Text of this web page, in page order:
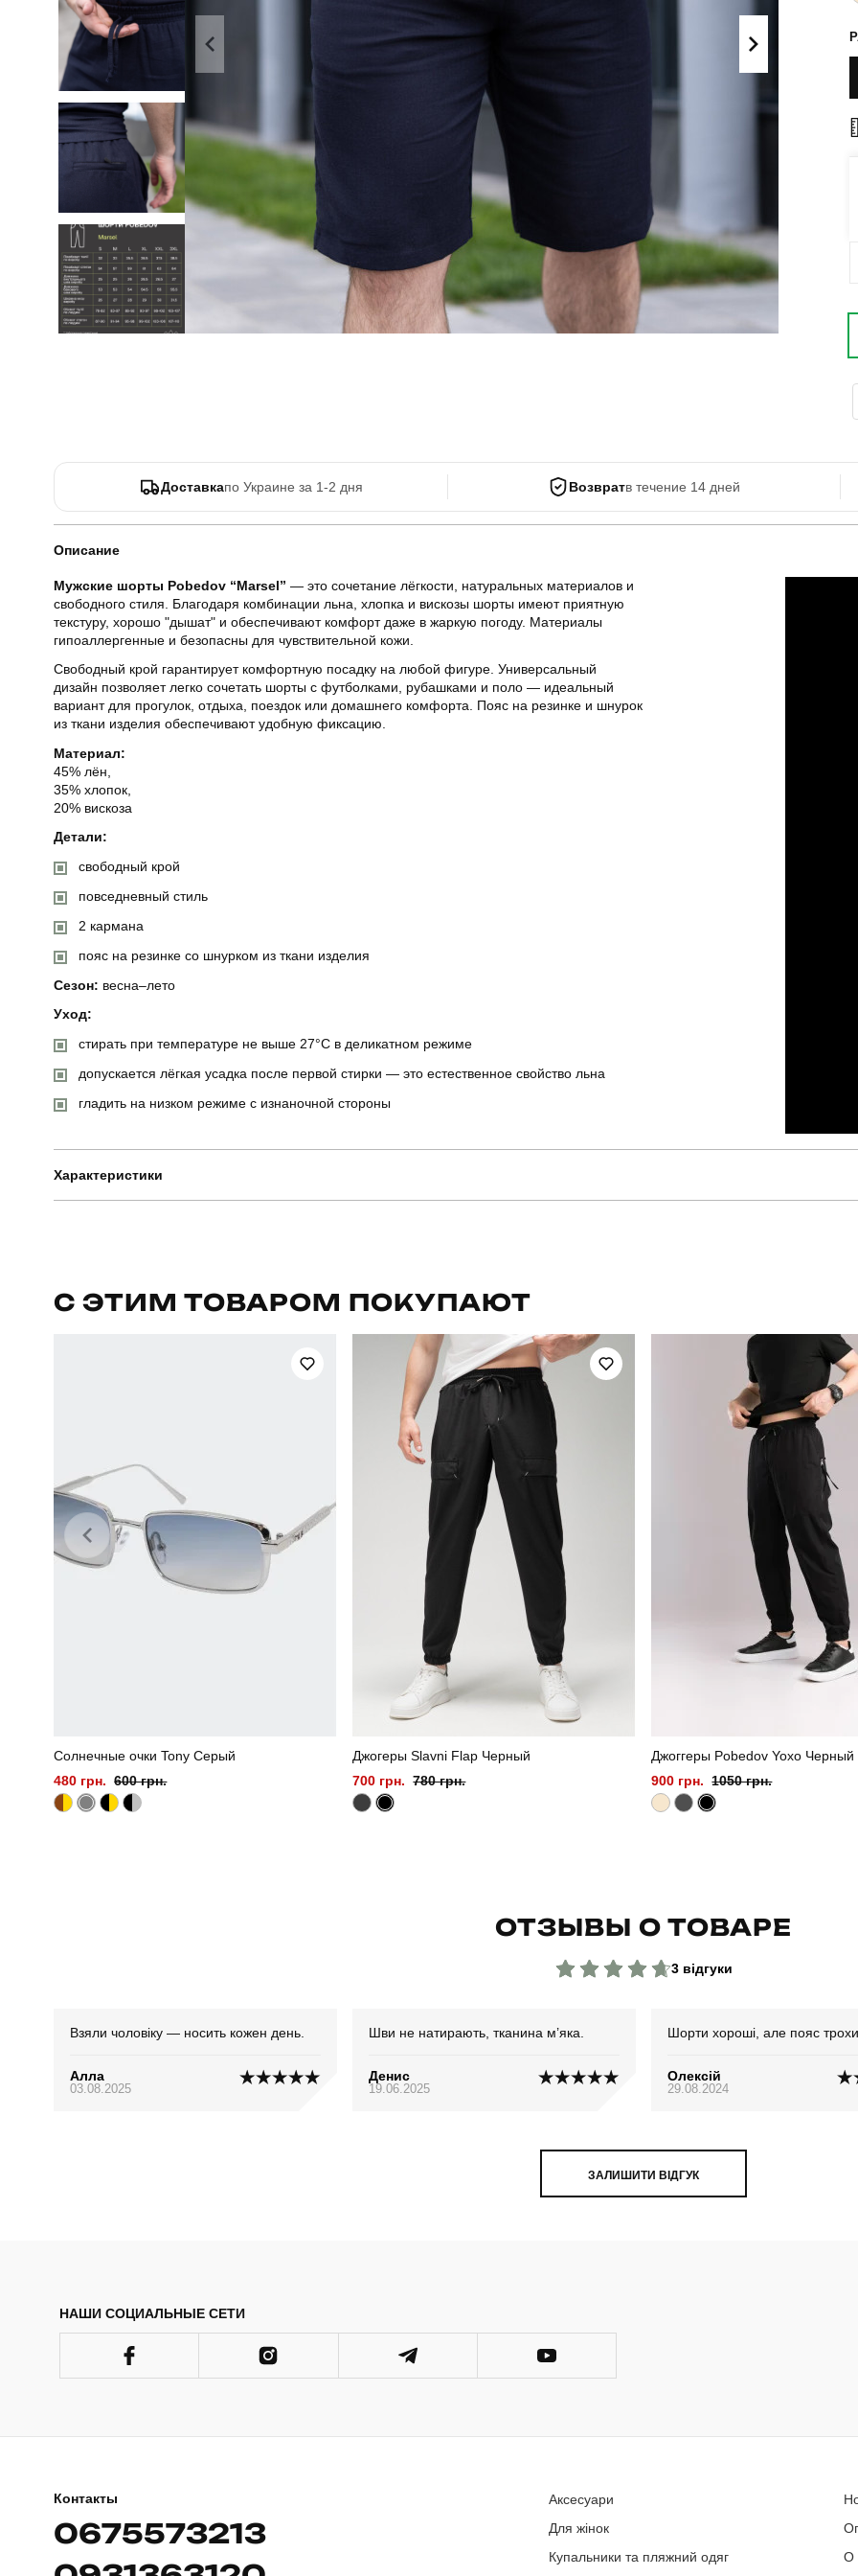
Спортивні
костюми
Кежуал
Майка
Кофти
Светри
Світшоти
Боди
Доставкапо Украине за 1-2 дня Возвратв течение 14 дней
Описание
Мужские шорты Pobedov “Marsel” — это сочетание лёгкости, натуральных материалов и
свободного стиля. Благодаря комбинации льна, хлопка и вискозы шорты имеют приятную
текстуру, хорошо "дышат" и обеспечивают комфорт даже в жаркую погоду. Материалы
гипоаллергенные и безопасны для чувствительной кожи.
Свободный крой гарантирует комфортную посадку на любой фигуре. Универсальный
дизайн позволяет легко сочетать шорты с футболками, рубашками и поло — идеальный
вариант для прогулок, отдыха, поездок или домашнего комфорта. Пояс на резинке и шнурок
из ткани изделия обеспечивают удобную фиксацию.
Материал:
45% лён,
35% хлопок,
20% вискоза
Детали:
свободный крой
повседневный стиль
2 кармана
пояс на резинке со шнурком из ткани изделия
Сезон: весна–лето
Уход:
стирать при температуре не выше 27°C в деликатном режиме
допускается лёгкая усадка после первой стирки — это естественное свойство льна
гладить на низком режиме с изнаночной стороны
Характеристики
Стиль
45% льон, 35% бавовна, 20% віскоза Країна - виробник
С ЭТИМ ТОВАРОМ ПОКУПАЮТ
Солнечные очки Tony Серый
480 грн. 600 грн.
Джогеры Slavni Flap Черный
700 грн. 780 грн.
Джоггеры Pobedov Yoxo Черный
900 грн. 1050 грн.
ОТЗЫВЫ О ТОВАРЕ
3 відгуки
Взяли чоловіку — носить кожен день.
Алла
03.08.2025
Шви не натирають, тканина м’яка.
Денис
19.06.2025
Шорти хороші, але пояс трохи
Олексій
29.08.2024
ЗАЛИШИТИ ВІДГУК
НАШИ СОЦИАЛЬНЫЕ СЕТИ
Контакты
0675573213
Аксесуари
Для жінок
Купальники та пляжний одяг
О